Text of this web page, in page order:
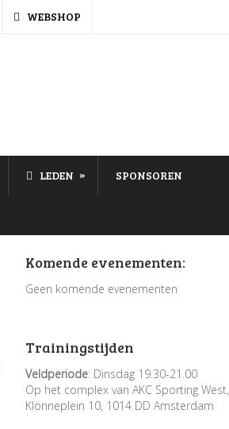
WEBSHOP
LEDEN » SPONSOREN
Komende evenementen:
Geen komende evenementen
Trainingstijden
Veldperiode: Dinsdag 19.30-21.00
Op het complex van AKC Sporting West,
Klönneplein 10, 1014 DD Amsterdam